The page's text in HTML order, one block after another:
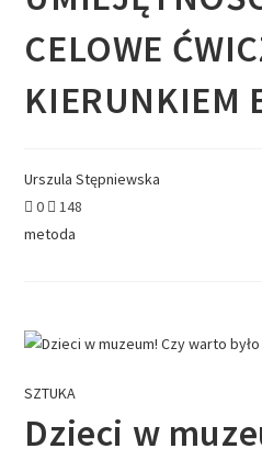
CELOWE
KIERUNKIEM
Urszula Stępniewska
0
148
metoda
SZTUKA
Dzieci w